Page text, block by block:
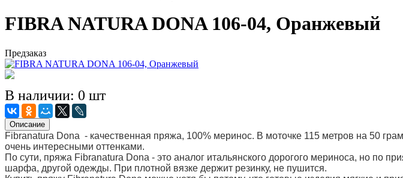
FIBRA NATURA DONA 106-04, Оранжевый
Предзаказ
В наличии: 0 шт
Описание
Fibranaturа Donа - качественная пряжа, 100% меринос. В моточке 115 метров на 50
очень интересными оттенками.
По сути, пряжа Fibranatura Donа - это аналог итальянского дорогого мериноса, но по
шарфа, другой одежды. При плотной вязке держит резинку, не пушится.